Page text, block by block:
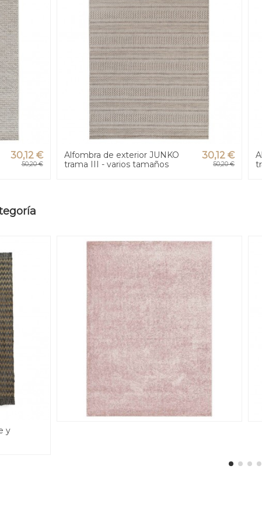
30,12 €
50,20 €
Alfombra de exterior JUNKO
trama III - varios tamaños
30,12 €
50,20 €
y